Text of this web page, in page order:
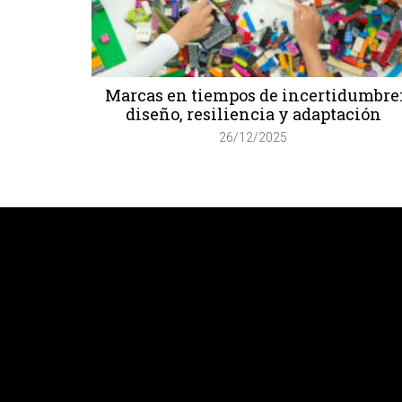
Marcas en tiempos de incertidumbre:
diseño, resiliencia y adaptación
26/12/2025